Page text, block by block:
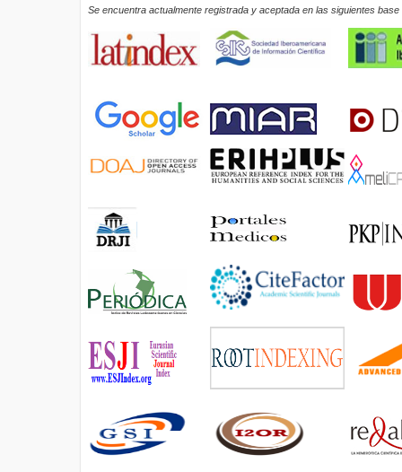
Se encuentra actualmente registrada y aceptada en las siguientes